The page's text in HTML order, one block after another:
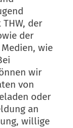
der
der
wie
wir
von
oder
an
willige